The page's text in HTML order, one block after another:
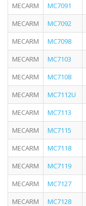
MECARM
MC7091
MECARM
MC7092
MECARM
MC7098
MECARM
MC7103
MECARM
MC7108
MECARM
MC7112U
MECARM
MC7113
MECARM
MC7115
MECARM
MC7118
MECARM
MC7119
MECARM
MC7127
MECARM
MC7128